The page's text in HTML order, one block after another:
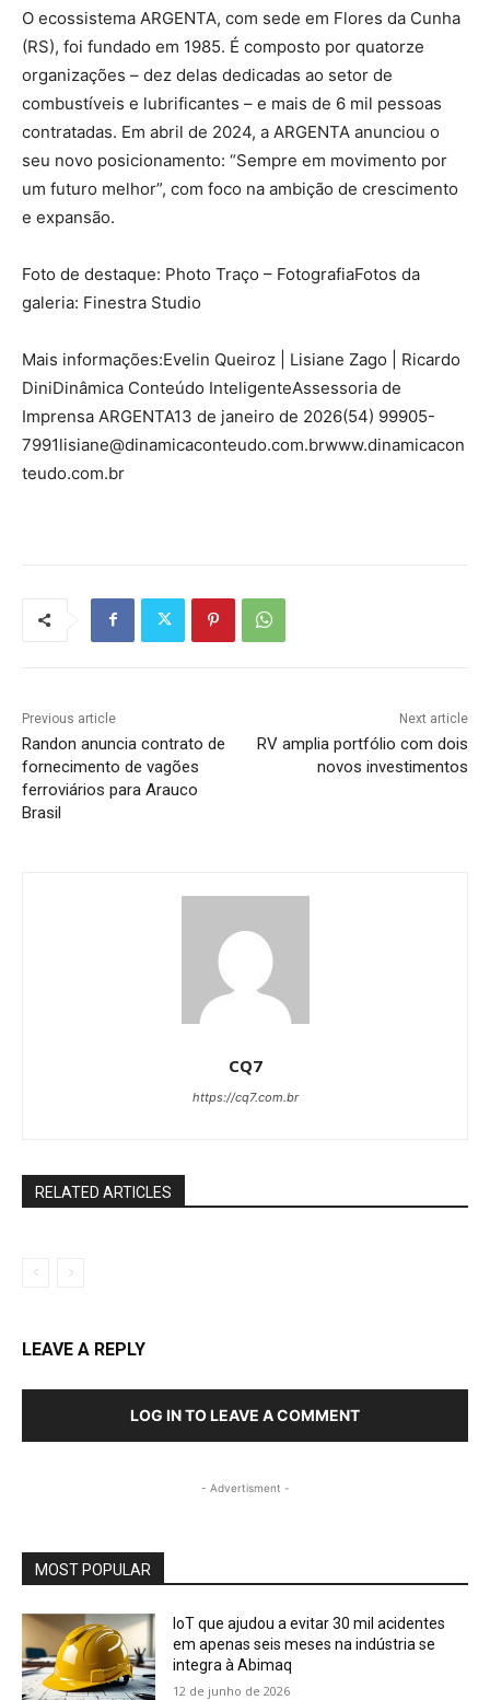
O ecossistema ARGENTA, com sede em Flores da Cunha
(RS), foi fundado em 1985. É composto por quatorze
organizações – dez delas dedicadas ao setor de
combustíveis e lubrificantes – e mais de 6 mil pessoas
contratadas. Em abril de 2024, a ARGENTA anunciou o
seu novo posicionamento: “Sempre em movimento por
um futuro melhor”, com foco na ambição de crescimento
e expansão.
Foto de destaque: Photo Traço – FotografiaFotos da
galeria: Finestra Studio
Mais informações:Evelin Queiroz | Lisiane Zago | Ricardo
DiniDinâmica Conteúdo InteligenteAssessoria de
Imprensa ARGENTA13 de janeiro de 2026(54) 99905-
7991lisiane@dinamicaconteudo.com.brwww.dinamicacon
teudo.com.br
Previous article
Randon anuncia contrato de
fornecimento de vagões
ferroviários para Arauco
Brasil
Next article
RV amplia portfólio com dois
novos investimentos
CQ7
https://cq7.com.br
RELATED ARTICLES
LEAVE A REPLY
LOG IN TO LEAVE A COMMENT
- Advertisment -
MOST POPULAR
IoT que ajudou a evitar 30 mil acidentes
em apenas seis meses na indústria se
integra à Abimaq
12 de junho de 2026